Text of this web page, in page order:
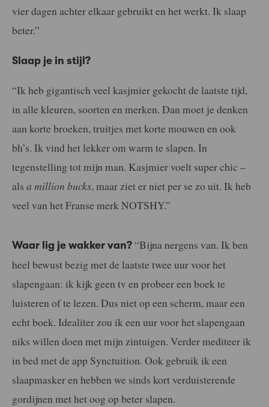
vier dagen achter elkaar gebruikt en het werkt. Ik slaap
beter.”
Slaap je in stijl?
“Ik heb gigantisch veel kasjmier gekocht de laatste tijd,
in alle kleuren, soorten en merken. Dan moet je denken
aan korte broeken, truitjes met korte mouwen en ook
bh’s. Ik vind het lekker om warm te slapen. In
tegenstelling tot mijn man. Kasjmier voelt super chic –
als a million bucks, maar ziet er niet per se zo uit. Ik heb
veel van het Franse merk NOTSHY.”
Waar lig je wakker van? “Bijna nergens van. Ik ben
heel bewust bezig met de laatste twee uur voor het
slapengaan: ik kijk geen tv en probeer een boek te
luisteren of te lezen. Dus niet op een scherm, maar een
echt boek. Idealiter zou ik een uur voor het slapengaan
niks willen doen met mijn zintuigen. Verder mediteer ik
in bed met de app Synctuition. Ook gebruik ik een
slaapmasker en hebben we sinds kort verduisterende
gordijnen met het oog op beter slapen.